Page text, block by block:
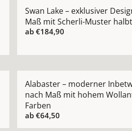
Swan Lake – exklusiver
Maß mit Scherli-Muster
ab €184,90
Alabaster – moderner
nach Maß mit hohem
Farben
ab €64,50